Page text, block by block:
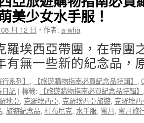
西
亞
旅
遊】
克
羅
埃
西
亞
超
市
購
美少女水手服！
月 12 日 ， 作者: a-wha
羅埃西亞帶團，在帶團
有無一些新的紀念品
系列】 , 【旅遊購物指南必買紀念品特輯】 ,
日記 | 標籤: 【旅遊購物指南必買紀念品特輯】
地亞, 克羅埃西亞, 克羅埃西亞旅遊, 克羅埃
, 旅遊紀念品, 杜布尼克, 水手服, 蜜月, 蜜月旅